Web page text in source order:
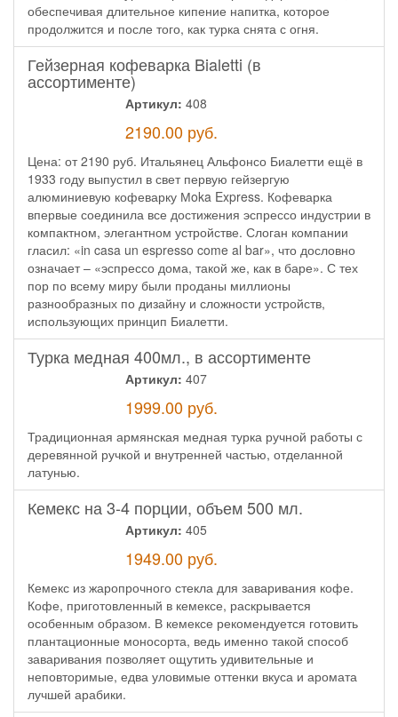
обеспечивая длительное кипение напитка, которое
продолжится и после того, как турка снята с огня.
Гейзерная кофеварка Bialetti (в
ассортименте)
Артикул: 408
2190.00 руб.
Цена: от 2190 руб. Итальянец Альфонсо Биалетти ещё в
1933 году выпустил в свет первую гейзергую
алюминиевую кофеварку Мoka Express. Кофеварка
впервые соединила все достижения эспрессо индустрии в
компактном, элегантном устройстве. Слоган компании
гласил: «in casa un espresso come al bar», что дословно
означает – «эспрессо дома, такой же, как в баре». С тех
пор по всему миру были проданы миллионы
разнообразных по дизайну и сложности устройств,
использующих принцип Биалетти.
Турка медная 400мл., в ассортименте
Артикул: 407
1999.00 руб.
Традиционная армянская медная турка ручной работы с
деревянной ручкой и внутренней частью, отделанной
латунью.
Кемекс на 3-4 порции, объем 500 мл.
Артикул: 405
1949.00 руб.
Кемекс из жаропрочного стекла для заваривания кофе.
Кофе, приготовленный в кемексе, раскрывается
особенным образом. В кемексе рекомендуется готовить
плантационные моносорта, ведь именно такой способ
заваривания позволяет ощутить удивительные и
неповторимые, едва уловимые оттенки вкуса и аромата
лучшей арабики.